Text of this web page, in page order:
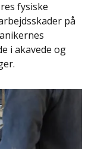
fysiske
på
i akavede og